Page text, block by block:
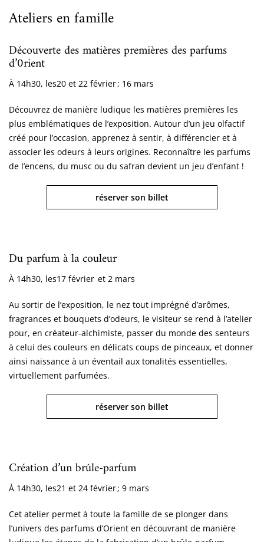
Ateliers en famille
Découverte des matières premières des parfums
d’0rient
À 14h30, les20 et 22 février ; 16 mars
Découvrez de manière ludique les matières premières les
plus emblématiques de l’exposition. Autour d’un jeu olfactif
créé pour l’occasion, apprenez à sentir, à différencier et à
associer les odeurs à leurs origines. Reconnaître les parfums
de l’encens, du musc ou du safran devient un jeu d’enfant !
réserver son billet
Du parfum à la couleur
À 14h30, les17 février et 2 mars
Au sortir de l’exposition, le nez tout imprégné d’arômes,
fragrances et bouquets d’odeurs, le visiteur se rend à l’atelier
pour, en créateur-alchimiste, passer du monde des senteurs
à celui des couleurs en délicats coups de pinceaux, et donner
ainsi naissance à un éventail aux tonalités essentielles,
virtuellement parfumées.
réserver son billet
Création d’un brûle-parfum
À 14h30, les21 et 24 février ; 9 mars
Cet atelier permet à toute la famille de se plonger dans
l’univers des parfums d’Orient en découvrant de manière